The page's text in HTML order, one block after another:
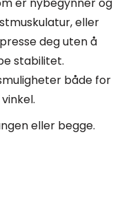
eller
deg uten å
stabilitet.
både for
eller begge.